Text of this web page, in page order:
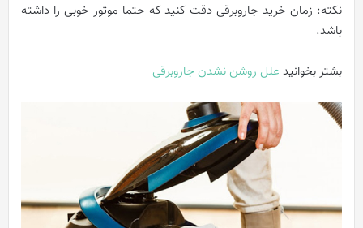
نکته: زمان خرید جاروبرقی دقت کنید که حتما موتور خوبی را داشته
باشد.
بشتر بخوانید علل روشن نشدن جاروبرقی